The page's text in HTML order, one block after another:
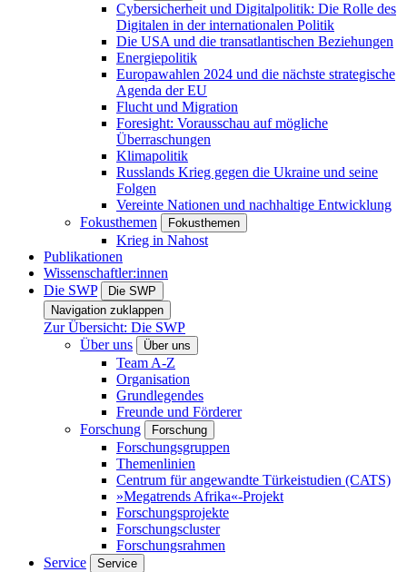
Cybersicherheit und Digitalpolitik: Die Rolle des
Digitalen in der internationalen Politik
Die USA und die transatlantischen Beziehungen
Energiepolitik
Europawahlen 2024 und die nächste strategische
Agenda der EU
Flucht und Migration
Foresight: Vorausschau auf mögliche
Überraschungen
Klimapolitik
Russlands Krieg gegen die Ukraine und seine
Folgen
Vereinte Nationen und nachhaltige Entwicklung
Fokusthemen
Fokusthemen
Krieg in Nahost
Publikationen
Wissenschaftler:innen
Die SWP
Die SWP
Navigation zuklappen
Zur Übersicht: Die SWP
Über uns
Über uns
Team A-Z
Organisation
Grundlegendes
Freunde und Förderer
Forschung
Forschung
Forschungsgruppen
Themenlinien
Centrum für angewandte Türkeistudien (CATS)
»Megatrends Afrika«-Projekt
Forschungsprojekte
Forschungscluster
Forschungsrahmen
Service
Service